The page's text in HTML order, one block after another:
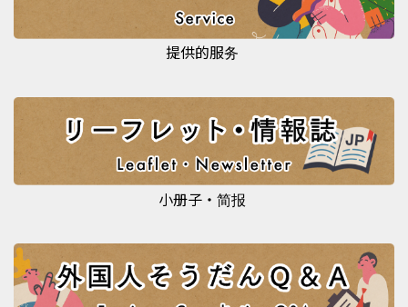
提供的服务
小册子・简报